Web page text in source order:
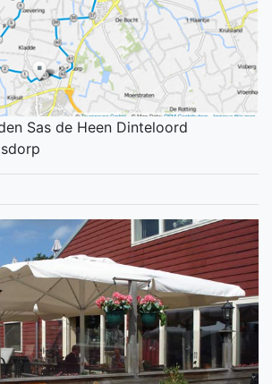
Sas de Heen Dinteloord